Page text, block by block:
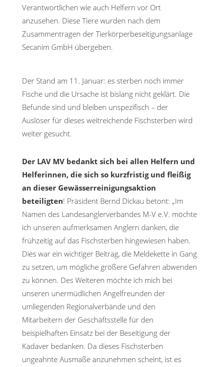
Verantwortlichen wie auch Helfern vor Ort
anzusehen. Diese Tiere wurden nach dem
Zusammentragen der Tierkörperbeseitigungsanlage
Secanim GmbH übergeben.
Der Stand am 11. Januar: es sterben noch immer
Fische und die Ursache ist bislang nicht geklärt. Die
Befunde sind und bleiben unspezifisch – der
Auslöser für dieses weitreichende Fischsterben wird
weiter gesucht.
Der LAV MV bedankt sich bei allen Helfern und
Helferinnen, die sich so kurzfristig und fleißig
an dieser Gewässerreinigungsaktion
beteiligten! Präsident Bernd Dickau betont: „Im
Namen des Landesanglerverbandes M-V e.V. möchte
ich unseren aufmerksamen Anglern danken, die
frühzeitig auf das Fischsterben hingewiesen haben.
Dies war ein wichtiger Beitrag, die Meldekette in Gang
zu setzen, um mögliche größere Gefahren abwenden
zu können. Des Weiteren möchte ich mich bei
unseren unermüdlichen Angelfreunden der
umliegenden Regionalverbände und den
Mitarbeitern der Geschäftsstelle für den
beispielhaften Einsatz bei der Beseitigung der
Kadaver bedanken. Da dieses Fischsterben
ungeahnte Ausmaße anzunehmen scheint, ist es